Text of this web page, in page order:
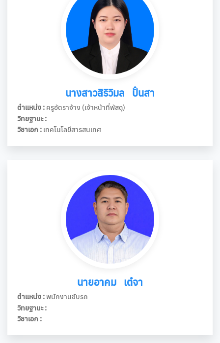
นางสาวสิริวิมล ปั๋นสา
ตำแหน่ง : ครูอัตราจ้าง (เจ้าหน้าที่พัสดุ)
วิทยฐานะ :
วิชาเอก : เทคโนโลยีสารสนเทศ
นายอาคม เต๋จา
ตำแหน่ง :พนักงานขับรถ
วิทยฐานะ :
วิชาเอก :